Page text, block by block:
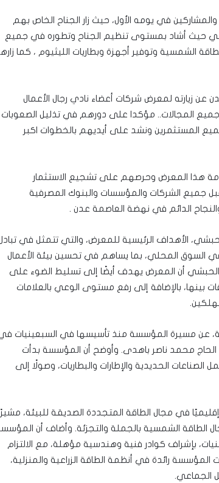
في يومه الأول، حيث زار الجناح الخاص بهم
حيث أشاد بمستوى تنظيم الجناح وتطوره في جميع
الشمسية وتوفير أجهزة وبطاريات الليثيوم ، كما
زيارته لمعرض شركات أعضاء نادي رجال الأعمال
المجالات.. مؤكدا على دورهم في تذليل الصعوبات
المستثمرين ونشد على أيديهم بالخطوات اكبر
هذا المعرض وحرصهم على تشجيع الاستثمار
جميع الشركات والمؤسسات والبنوك المصرفية
الدائم في نهضة العاصمة عدن .
الأهداف الرئيسية للمعرض، والتي تتمثل في
في السوق المحلي، بما يساهم في تحسين بيئة الأعمال
أن المعرض يهدف أيضًا إلى تسليط الضوء على
بينها، بالإضافة إلى رفع مستوى الوعي بالعلامات
عن مسيرة المؤسسة منذ تأسيسها في السبعينيات
الحاج محمد ناصر باهدى. وأوضح أن المؤسسة بدأت
الحديدية والإطارات والبطاريات، وصولًا إلى
في مجال الطاقة المتجددة الصديقة للبيئة، مشيرًا
الطاقة الشمسية بالجملة والتجزئة. وأضاف أن
بإشراف كوادر فنية وهندسية مؤهلة، مع الالتزام
والإقليمية. بحلول عام 2025، أصبحت المؤسسة رائدة في أنظمة الطاقة الزراعية والمنزلية،
الجماعي.